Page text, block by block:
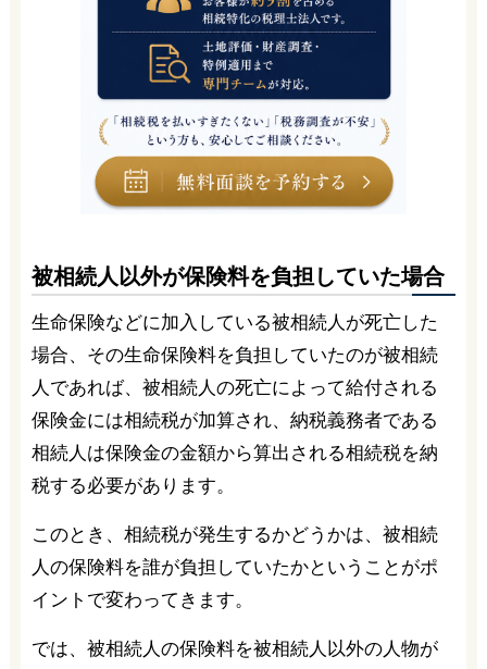
被相続人以外が保険料を負担していた場合
生命保険などに加入している被相続人が死亡した
場合、その生命保険料を負担していたのが被相続
人であれば、被相続人の死亡によって給付される
保険金には相続税が加算され、納税義務者である
相続人は保険金の金額から算出される相続税を納
税する必要があります。
このとき、相続税が発生するかどうかは、被相続
人の保険料を誰が負担していたかということがポ
イントで変わってきます。
では、被相続人の保険料を被相続人以外の人物が